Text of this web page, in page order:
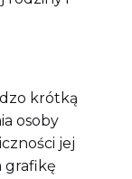
krótką
osoby
jej
grafikę